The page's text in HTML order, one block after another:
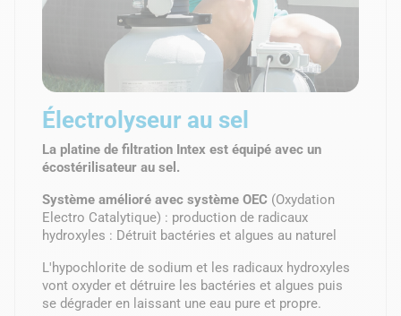
Électrolyseur au sel
La platine de filtration Intex est équipé avec un
écostérilisateur au sel.
Système amélioré avec système OEC (Oxydation
Electro Catalytique) : production de radicaux
hydroxyles : Détruit bactéries et algues au naturel
L'hypochlorite de sodium et les radicaux hydroxyles
vont oxyder et détruire les bactéries et algues puis
se dégrader en laissant une eau pure et propre.